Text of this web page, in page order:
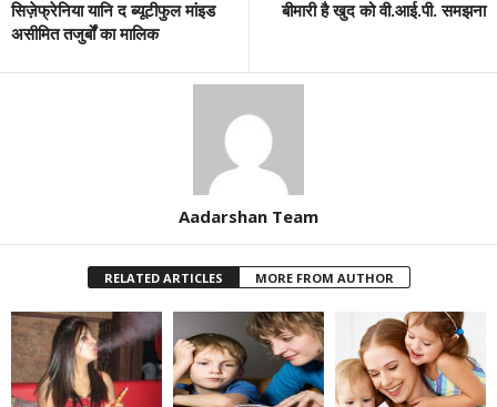
सिज़ेफ्रेनिया यानि द ब्यूटीफुल मांइड
असीमित तजुर्बों का मालिक
बीमारी है खुद को वी.आई.पी. समझना
Aadarshan Team
RELATED ARTICLES MORE FROM AUTHOR